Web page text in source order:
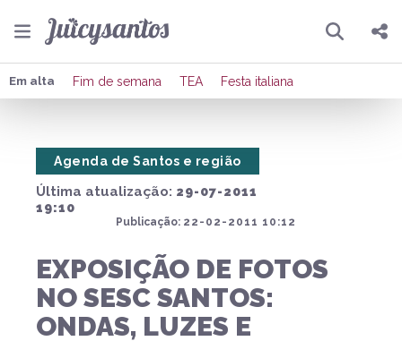
Pesquisar
Compartilhar
Em alta Fim de semana TEA Festa italiana
Última atualização: 29-07-2011
19:10
Publicação: 22-02-2011 10:12
Agenda de Santos e região
EXPOSIÇÃO DE FOTOS
NO SESC SANTOS:
ONDAS, LUZES E